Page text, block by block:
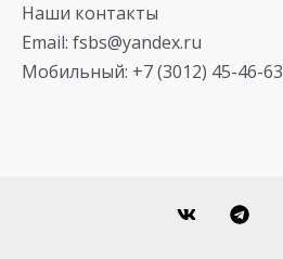
Наши контакты
Email: fsbs@yandex.ru
Мобильный: +7 (3012) 45-46-63